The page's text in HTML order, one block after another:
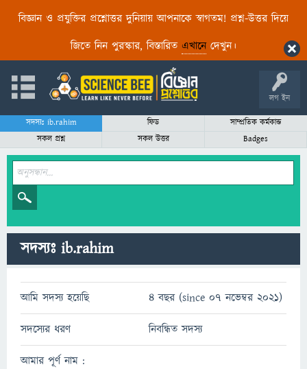
বিজ্ঞান ও প্রযুক্তির প্রশ্নোত্তর দুনিয়ায় আপনাকে স্বাগতম! প্রশ্ন-উত্তর দিয়ে
জিতে নিন পুরস্কার, বিস্তারিত এখানেদেখুন।
লগ ইন
সদস্যঃ ib.rahim ফিড
সাম্প্রতিক কর্মকান্ড
সকল প্রশ্ন
সকল উত্তর Badges
সদস্যঃ ib.rahim
আমি সদস্য হয়েছি 4 বছর (since 07 নভেম্বর 2021)
সদস্যের ধরণ নিবন্ধিত সদস্য
আমার পূর্ণ নাম :